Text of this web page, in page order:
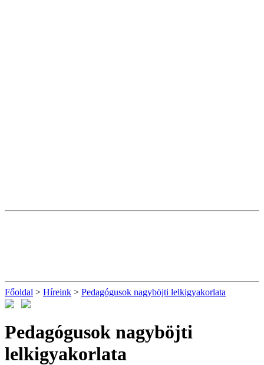
Főoldal > Híreink > Pedagógusok nagyböjti lelkigyakorlata
Pedagógusok nagyböjti
lelkigyakorlata